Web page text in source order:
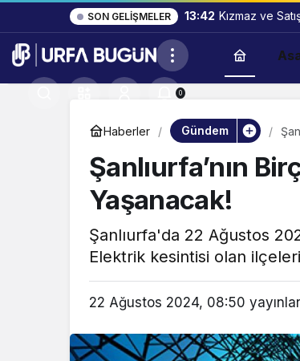
SON GELIŞMELER 13:42 Kızmaz ve
0
Haberler Gündem
Şanlıurfa’nın
Yaşanacak!
Şanlıurfa'da 22 Ağustos
Elektrik kesintisi olan
22 Ağustos 2024, 08:50